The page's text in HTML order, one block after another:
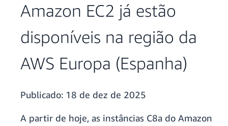
Amazon EC2 já estão
disponíveis na região da
AWS Europa (Espanha)
Publicado: 18 de dez de 2025
A partir de hoje, as instâncias C8a do Amazon